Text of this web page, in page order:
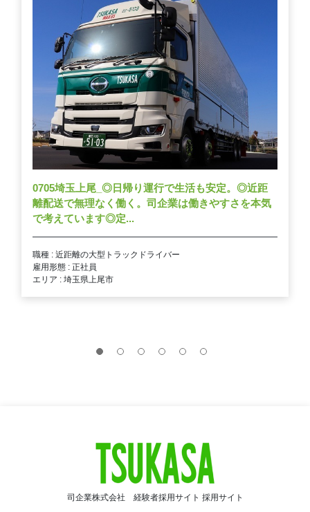
0705埼玉上尾_◎日帰り運行で生活も安定。◎近距
離配送で無理なく働く。司企業は働きやすさを本気
で考えています◎定...
職種 : 近距離の大型トラックドライバー
雇用形態 : 正社員
エリア : 埼玉県上尾市
司企業株式会社 経験者採用サイト 採用サイト